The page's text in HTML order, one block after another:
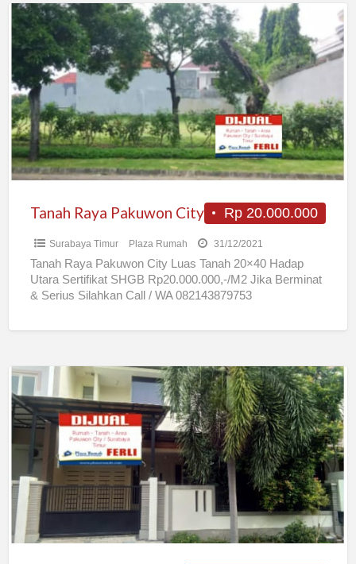
Tanah
Raya
Pakuwon
City
Rp 20.000.000
Tanah Raya Pakuwon City
Surabaya Timur Plaza Rumah 31/12/2021
Tanah Raya Pakuwon City Luas Tanah 20×40 Hadap
Utara Sertifikat SHGB Rp20.000.000,-/M2 Jika Berminat
& Serius Silahkan Call / WA 082143879753
Jual
Cepat
Pakuwon